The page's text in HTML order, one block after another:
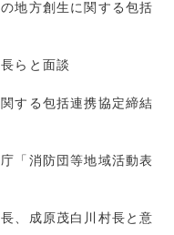
地方創生に関する包括
らと面談
する包括連携協定締結
「消防団等地域活動表
、成原茂白川村長と意